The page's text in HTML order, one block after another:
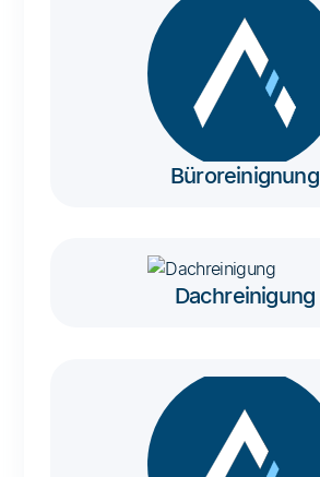
Büroreinignung
Dachreinigung